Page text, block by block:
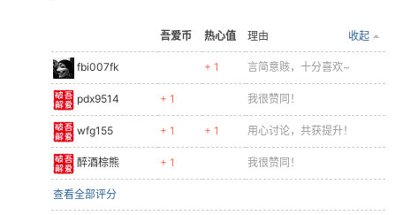
吾爱币 热心值 收起
理由
fbi007fk + 1 言简意赅，十分喜欢~
pdx9514 + 1 我很赞同！
wfg155 + 1 + 1 用心讨论，共获提升！
醉酒棕熊 + 1 我很赞同！
查看全部评分